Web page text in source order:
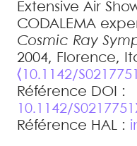
Extensive Air
CODALEMA
Cosmic Ray
2004, Florence,
⟨10.1142/
Référence DOI :
10.1142/
Référence HAL :